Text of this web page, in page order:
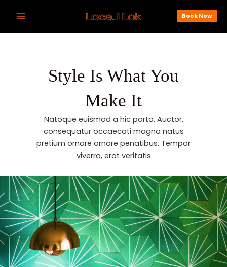
Main
Menu
Book Now
Style Is What You
Make It
Natoque euismod a hic porta. Auctor,
consequatur occaecati magna natus
pretium ornare ornare penatibus. Tempor
viverra, erat veritatis